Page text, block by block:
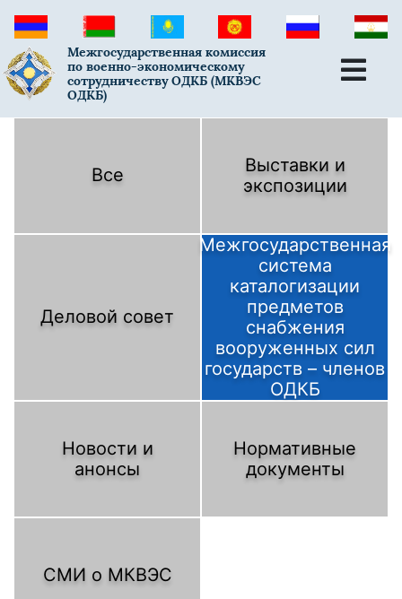
Межгосударственная комиссия
по военно-экономическому
сотрудничеству ОДКБ (МКВЭС
ОДКБ)
Все
Выставки и
экспозиции
Деловой совет
Межгосударственная
система
каталогизации
предметов
снабжения
вооруженных сил
государств – членов
ОДКБ
Новости и
анонсы
Нормативные
документы
СМИ о МКВЭС